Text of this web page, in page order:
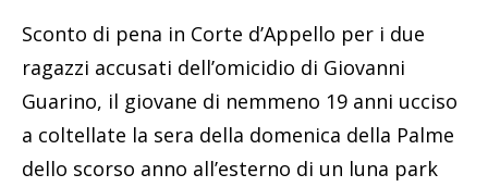
Sconto di pena in Corte d’Appello per i due
ragazzi accusati dell’omicidio di Giovanni
Guarino, il giovane di nemmeno 19 anni ucciso
a coltellate la sera della domenica della Palme
dello scorso anno all’esterno di un luna park